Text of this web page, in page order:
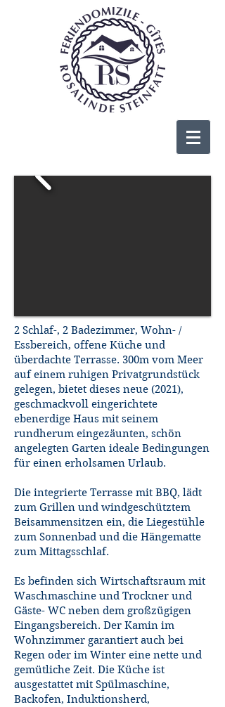
2 Schlaf-, 2 Badezimmer, Wohn- /
Essbereich, offene Küche und
überdachte Terrasse. 300m vom Meer
auf einem ruhigen Privatgrundstück
gelegen, bietet dieses neue (2021),
geschmackvoll eingerichtete
ebenerdige Haus mit seinem
rundherum eingezäunten, schön
angelegten Garten ideale Bedingungen
für einen erholsamen Urlaub.
Die integrierte Terrasse mit BBQ, lädt
zum Grillen und windgeschütztem
Beisammensitzen ein, die Liegestühle
zum Sonnenbad und die Hängematte
zum Mittagsschlaf.
​Es befinden sich Wirtschaftsraum mit
Waschmaschine und Trockner und
Gäste- WC neben dem großzügigen
Eingangsbereich. Der Kamin im
Wohnzimmer garantiert auch bei
Regen oder im Winter eine nette und
gemütliche Zeit. Die Küche ist
ausgestattet mit Spülmaschine,
Backofen, Induktionsherd,